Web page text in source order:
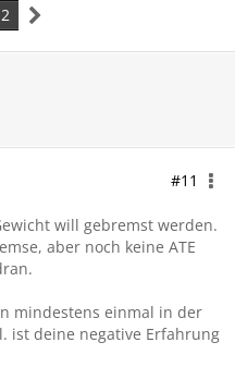
2
#11
will gebremst werden.
aber noch keine ATE
mindestens einmal in der
ist deine negative Erfahrung